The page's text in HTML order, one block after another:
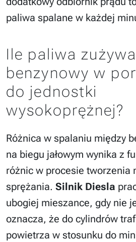
paliwa spalane w każdej
Ile paliwa
benzynowy w
do jednostki
wysokoprężnej?
Różnica w spalaniu między
na biegu jałowym wynika z
różnic w procesie tworzenia
sprężania. Silnik Diesla
ubogiej mieszance, gdy nie
oznacza, że do cylindrów
powietrza w stosunku do